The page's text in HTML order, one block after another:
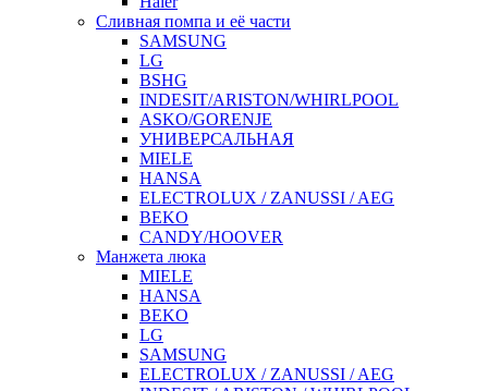
Сливная помпа и её части
SAMSUNG
LG
BSHG
INDESIT/ARISTON/WHIRLPOOL
ASKO/GORENJE
УНИВЕРСАЛЬНАЯ
MIELE
HANSA
ELECTROLUX / ZANUSSI / AEG
BEKO
CANDY/HOOVER
Манжета люка
MIELE
HANSA
BEKO
LG
SAMSUNG
ELECTROLUX / ZANUSSI / AEG